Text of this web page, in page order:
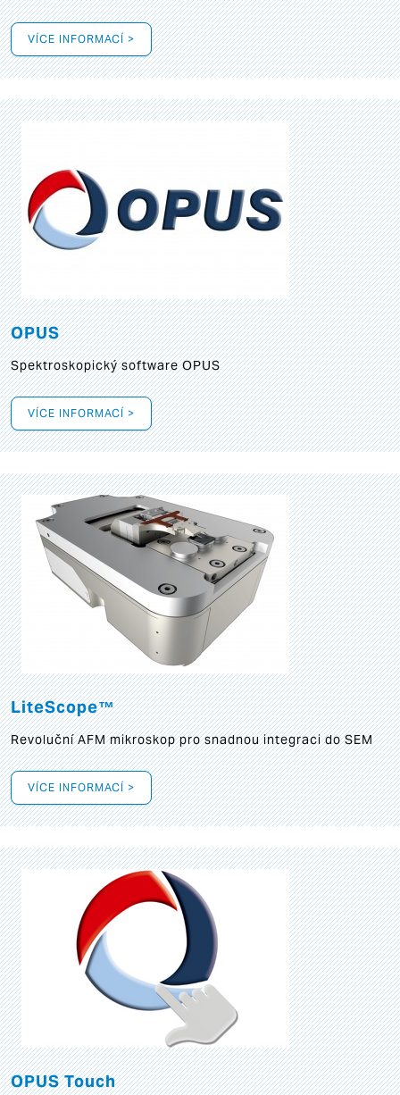
VÍCE INFORMACÍ >
OPUS
Spektroskopický software OPUS
VÍCE INFORMACÍ >
LiteScope™
Revoluční AFM mikroskop pro snadnou integraci do SEM
VÍCE INFORMACÍ >
OPUS Touch